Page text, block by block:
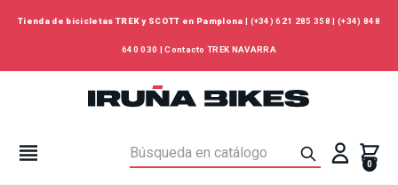
Tienda de bicicletas TREK y SCOTT en Pamplona | (+34) 621 285 358 | (+34) 848
640 030 |Contacto TREK NAVARRA
view_headline 0